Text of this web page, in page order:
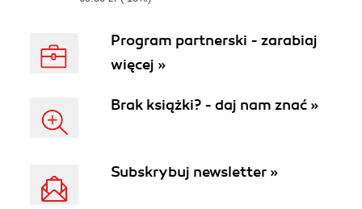
Program partnerski - zarabiaj
więcej »
Brak książki? - daj nam znać »
Subskrybuj newsletter »